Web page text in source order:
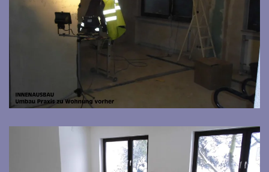
Bild vergrößern